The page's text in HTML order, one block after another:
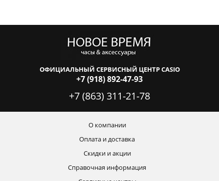
ОФИЦИАЛЬНЫЙ СЕРВИСНЫЙ ЦЕНТР CASIO
+7 (918) 892-47-93
+7 (863) 311-21-78
О компании
Оплата и доставка
Скидки и акции
Справочная информация